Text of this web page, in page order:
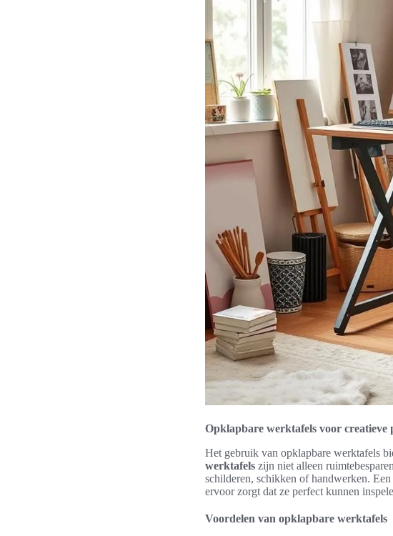
Opklapbare werktafels voor creatieve
Het gebruik van opklapbare werktafels
werktafels zijn niet alleen
schilderen, schikken of handwerken.
ervoor zorgt dat ze perfect kunnen
Voordelen van opklapbare werktafels